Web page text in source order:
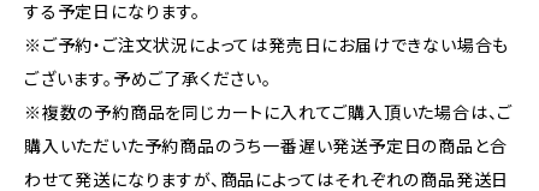
する予定日になります。
※ご予約・ご注文状況によっては発売日にお届けできない場合も
ございます。予めご了承ください。
※複数の予約商品を同じカートに入れてご購入頂いた場合は、ご
購入いただいた予約商品のうち一番遅い発送予定日の商品と合
わせて発送になりますが、商品によってはそれぞれの商品発送日